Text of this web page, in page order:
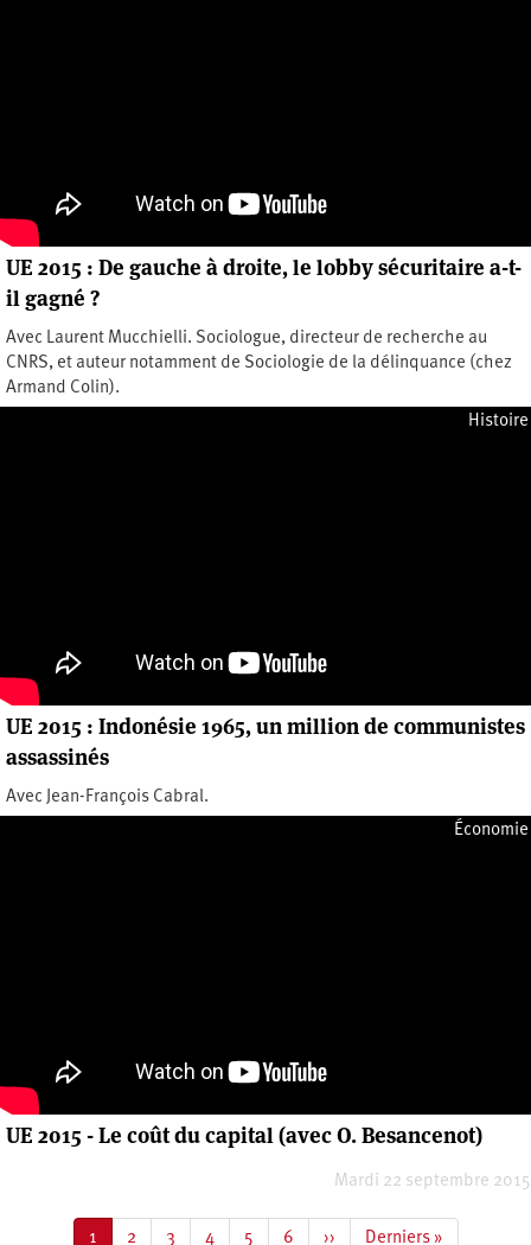
UE 2015 : De gauche à droite, le lobby sécuritaire a-t-
il gagné ?
Avec Laurent Mucchielli. Sociologue, directeur de recherche au
CNRS, et auteur notamment de Sociologie de la délinquance (chez
Armand Colin).
Mardi 13 octobre 2015
Histoire
UE 2015 : Indonésie 1965, un million de communistes
assassinés
Avec Jean-François Cabral.
Vendredi 25 septembre 2015
Économie
UE 2015 - Le coût du capital (avec O. Besancenot)
Mardi 22 septembre 2015
Page
1 Page
2 Page
3 Page
4 Page
5 Page
6 Page
›› Dernière
Derniers »